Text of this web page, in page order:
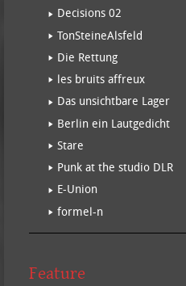
Decisions 02
TonSteineAlsfeld
Die Rettung
les bruits affreux
Das unsichtbare Lager
Berlin ein Lautgedicht
Stare
Punk at the studio DLR
E-Union
formel-n
Feature